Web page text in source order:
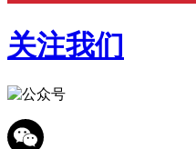
关注我们